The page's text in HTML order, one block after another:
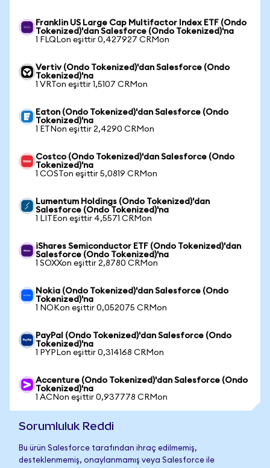
Franklin US Large Cap Multifactor Index ETF (Ondo
Tokenized)'dan Salesforce (Ondo Tokenized)'na
1 FLQLon eşittir 0,427927 CRMon
Vertiv (Ondo Tokenized)'dan Salesforce (Ondo
Tokenized)'na
1 VRTon eşittir 1,5107 CRMon
Eaton (Ondo Tokenized)'dan Salesforce (Ondo
Tokenized)'na
1 ETNon eşittir 2,4290 CRMon
Costco (Ondo Tokenized)'dan Salesforce (Ondo
Tokenized)'na
1 COSTon eşittir 5,0819 CRMon
Lumentum Holdings (Ondo Tokenized)'dan
Salesforce (Ondo Tokenized)'na
1 LITEon eşittir 4,5571 CRMon
iShares Semiconductor ETF (Ondo Tokenized)'dan
Salesforce (Ondo Tokenized)'na
1 SOXXon eşittir 2,8780 CRMon
Nokia (Ondo Tokenized)'dan Salesforce (Ondo
Tokenized)'na
1 NOKon eşittir 0,052075 CRMon
PayPal (Ondo Tokenized)'dan Salesforce (Ondo
Tokenized)'na
1 PYPLon eşittir 0,314168 CRMon
Accenture (Ondo Tokenized)'dan Salesforce (Ondo
Tokenized)'na
1 ACNon eşittir 0,937778 CRMon
Sorumluluk Reddi
Bu ürün Salesforce tarafından ihraç edilmemiş,
desteklenmemiş, onaylanmamış veya Salesforce ile